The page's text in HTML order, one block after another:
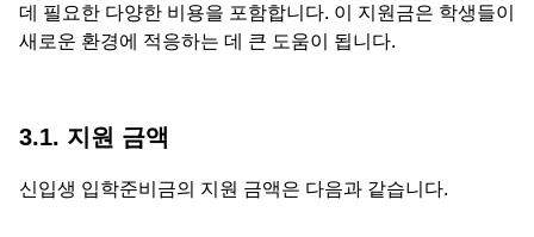
데 필요한 다양한 비용을 포함합니다. 이 지원금은 학생들이
새로운 환경에 적응하는 데 큰 도움이 됩니다.
3.1. 지원 금액
신입생 입학준비금의 지원 금액은 다음과 같습니다.